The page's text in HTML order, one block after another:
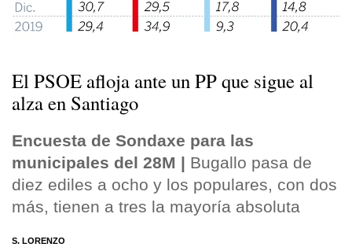
El PSOE afloja ante un PP que sigue al
alza en Santiago
Encuesta de Sondaxe para las
municipales del 28M | Bugallo pasa de
diez ediles a ocho y los populares, con dos
más, tienen a tres la mayoría absoluta
S. LORENZO